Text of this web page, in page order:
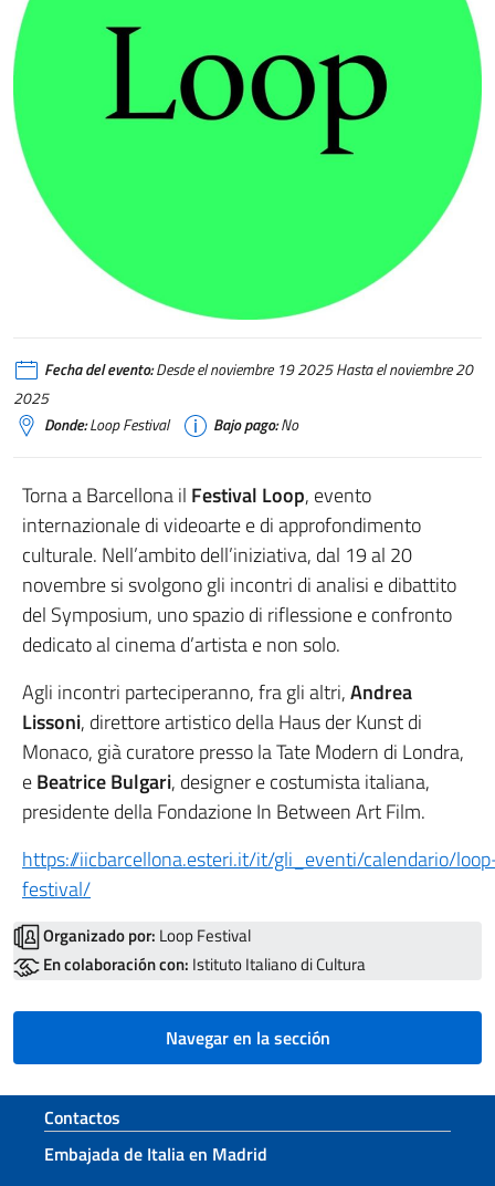
Fecha del evento:Desde el noviembre 19 2025 Hasta el noviembre 20
2025
Donde:Loop Festival Bajo pago:No
Torna a Barcellona il Festival Loop, evento
internazionale di videoarte e di approfondimento
culturale. Nell’ambito dell’iniziativa, dal 19 al 20
novembre si svolgono gli incontri di analisi e dibattito
del Symposium, uno spazio di riflessione e confronto
dedicato al cinema d’artista e non solo.
Agli incontri parteciperanno, fra gli altri,Andrea
Lissoni, direttore artistico della Haus der Kunst di
Monaco, già curatore presso la Tate Modern di Londra,
eBeatrice Bulgari, designer e costumista italiana,
presidente della Fondazione In Between Art Film.
https://iicbarcellona.esteri.it/it/gli_eventi/calendario/
festival/
Organizado por: Loop Festival
En colaboración con: Istituto Italiano di Cultura
Navegar en la sección
Sezione footer
Contactos
Embajada de Italia en Madrid